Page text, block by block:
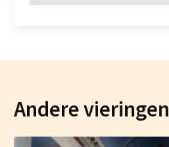
Andere vieringen